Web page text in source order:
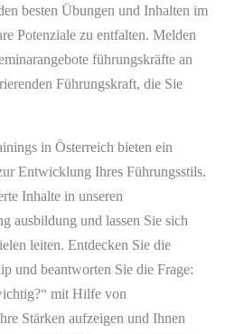
besten Übungen und Inhalten im
Potenziale zu entfalten. Melden
führungskräfte an
Führungskraft, die Sie
in Österreich bieten ein
Entwicklung Ihres Führungsstils.
Inhalte in unseren
ausbildung und lassen Sie sich
leiten. Entdecken Sie die
und beantworten Sie die Frage:
mit Hilfe von
Stärken aufzeigen und Ihnen